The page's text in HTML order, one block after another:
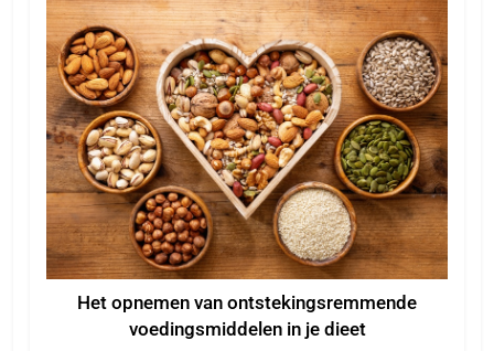
Het opnemen van ontstekingsremmende
voedingsmiddelen in je dieet